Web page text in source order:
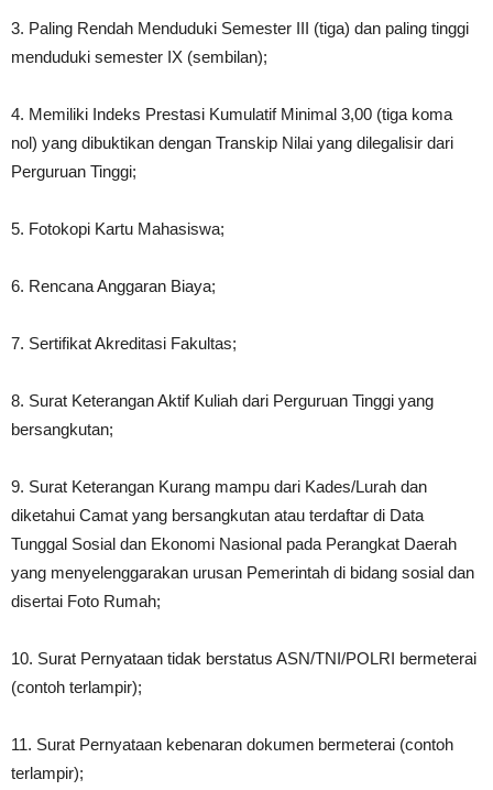
3. Paling Rendah Menduduki Semester III (tiga) dan paling tinggi
menduduki semester IX (sembilan);
4. Memiliki Indeks Prestasi Kumulatif Minimal 3,00 (tiga koma
nol) yang dibuktikan dengan Transkip Nilai yang dilegalisir dari
Perguruan Tinggi;
5. Fotokopi Kartu Mahasiswa;
6. Rencana Anggaran Biaya;
7. Sertifikat Akreditasi Fakultas;
8. Surat Keterangan Aktif Kuliah dari Perguruan Tinggi yang
bersangkutan;
9. Surat Keterangan Kurang mampu dari Kades/Lurah dan
diketahui Camat yang bersangkutan atau terdaftar di Data
Tunggal Sosial dan Ekonomi Nasional pada Perangkat Daerah
yang menyelenggarakan urusan Pemerintah di bidang sosial dan
disertai Foto Rumah;
10. Surat Pernyataan tidak berstatus ASN/TNI/POLRI bermeterai
(contoh terlampir);
11. Surat Pernyataan kebenaran dokumen bermeterai (contoh
terlampir);